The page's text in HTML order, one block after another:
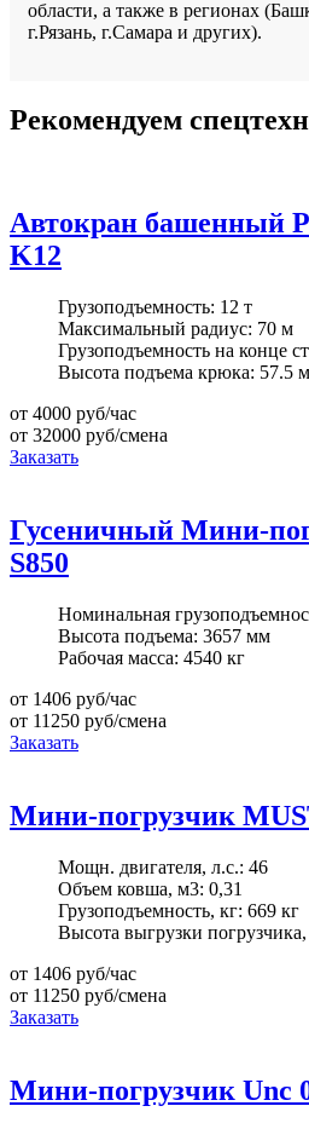
области, а также в регионах
г.Рязань, г.Самара и других).
Рекомендуем
Автокран башенный
K12
Грузоподъемность: 12 т
Максимальный радиус: 70 м
Грузоподъемность на конце
Высота подъема крюка: 57.5 м
от 4000 руб/час
от 32000 руб/смена
Заказать
Гусеничный Мини-
S850
Номинальная
Высота подъема: 3657 мм
Рабочая масса: 4540 кг
от 1406 руб/час
от 11250 руб/смена
Заказать
Мини-погрузчик
Мощн. двигателя, л.с.: 46
Объем ковша, м3: 0,31
Грузоподъемность, кг: 669 кг
Высота выгрузки
от 1406 руб/час
от 11250 руб/смена
Заказать
Мини-погрузчик Unc